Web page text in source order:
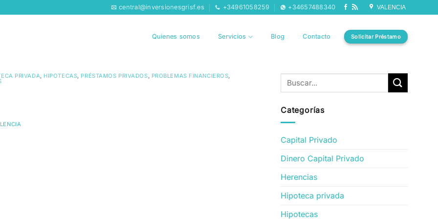
central@inversionesgrisf.es +34961058259 +34657488340 VALENCIA
Quienes somos Servicios Blog Contacto Solicitar Préstamo
PRIVADA, HIPOTECAS, PRÉSTAMOS PRIVADOS, PROBLEMAS FINANCIEROS,
Categorías
Capital Privado
Dinero Capital Privado
Herencias
Hipoteca privada
Hipotecas